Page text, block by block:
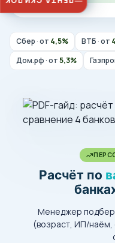
Сбер · от 4,5% ВТБ · от
Дом.рф · от5,3%
Расчёт по
Менеджер
(возраст, ИП/наём,